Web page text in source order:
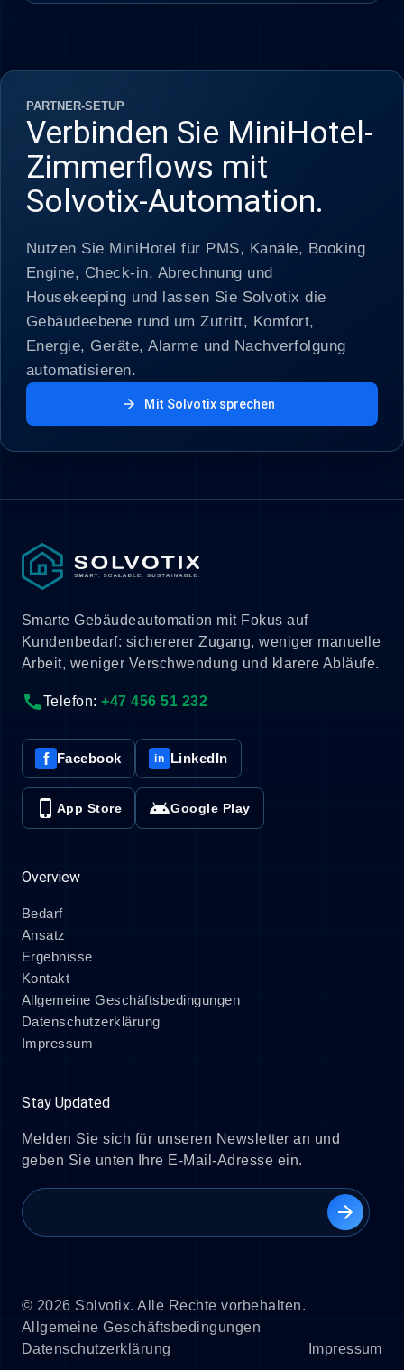
PARTNER-SETUP
Verbinden Sie MiniHotel-
Zimmerflows mit
Solvotix-Automation.
Nutzen Sie MiniHotel für PMS, Kanäle, Booking
Engine, Check-in, Abrechnung und
Housekeeping und lassen Sie Solvotix die
Gebäudeebene rund um Zutritt, Komfort,
Energie, Geräte, Alarme und Nachverfolgung
automatisieren.
arrow_forward Mit Solvotix sprechen
Smarte Gebäudeautomation mit Fokus auf
Kundenbedarf: sichererer Zugang, weniger manuelle
Arbeit, weniger Verschwendung und klarere Abläufe.
callTelefon:+47 456 51 232
f Facebook in LinkedIn
phone_iphone App Store androidGoogle Play
Overview
Bedarf
Ansatz
Ergebnisse
Kontakt
Allgemeine Geschäftsbedingungen
Datenschutzerklärung
Impressum
Stay Updated
Melden Sie sich für unseren Newsletter an und
geben Sie unten Ihre E-Mail-Adresse ein.
arrow_forward
© 2026 Solvotix. Alle Rechte vorbehalten.
Allgemeine Geschäftsbedingungen
Datenschutzerklärung
Impressum